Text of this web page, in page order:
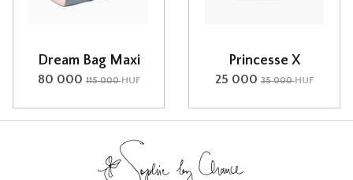
Dream Bag Maxi
80 000115 000HUF
Princesse X
25 000 35 000HUF